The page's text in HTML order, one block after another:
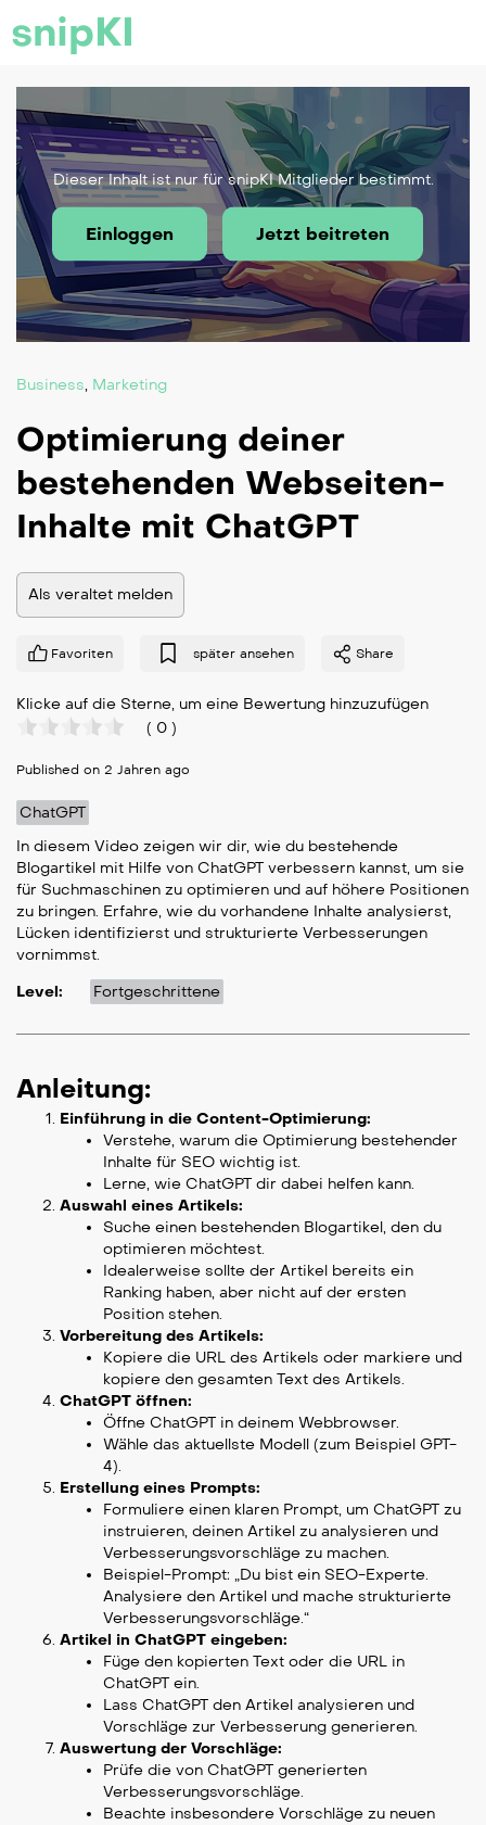
snipKI
Dieser Inhalt ist nur für snipKI Mitglieder bestimmt.
Einloggen Jetzt beitreten
Business, Marketing
Optimierung deiner
bestehenden Webseiten-
Inhalte mit ChatGPT
Als veraltet melden
Favoriten später ansehen Share
Klicke auf die Sterne, um eine Bewertung hinzuzufügen
( 0 )
Published on 2 Jahren ago
ChatGPT
In diesem Video zeigen wir dir, wie du bestehende
Blogartikel mit Hilfe von ChatGPT verbessern kannst, um sie
für Suchmaschinen zu optimieren und auf höhere Positionen
zu bringen. Erfahre, wie du vorhandene Inhalte analysierst,
Lücken identifizierst und strukturierte Verbesserungen
vornimmst.
Level:
Fortgeschrittene
Anleitung:
Einführung in die Content-Optimierung:
Verstehe, warum die Optimierung bestehender
Inhalte für SEO wichtig ist.
Lerne, wie ChatGPT dir dabei helfen kann.
Auswahl eines Artikels:
Suche einen bestehenden Blogartikel, den du
optimieren möchtest.
Idealerweise sollte der Artikel bereits ein
Ranking haben, aber nicht auf der ersten
Position stehen.
Vorbereitung des Artikels:
Kopiere die URL des Artikels oder markiere und
kopiere den gesamten Text des Artikels.
ChatGPT öffnen:
Öffne ChatGPT in deinem Webbrowser.
Wähle das aktuellste Modell (zum Beispiel GPT-
4).
Erstellung eines Prompts:
Formuliere einen klaren Prompt, um ChatGPT zu
instruieren, deinen Artikel zu analysieren und
Verbesserungsvorschläge zu machen.
Beispiel-Prompt: „Du bist ein SEO-Experte.
Analysiere den Artikel und mache strukturierte
Verbesserungsvorschläge.“
Artikel in ChatGPT eingeben:
Füge den kopierten Text oder die URL in
ChatGPT ein.
Lass ChatGPT den Artikel analysieren und
Vorschläge zur Verbesserung generieren.
Auswertung der Vorschläge:
Prüfe die von ChatGPT generierten
Verbesserungsvorschläge.
Beachte insbesondere Vorschläge zu neuen